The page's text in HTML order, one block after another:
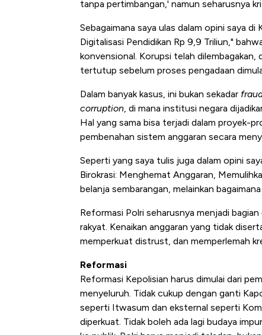
tanpa pertimbangan,' namun seharusnya
Sebagaimana saya ulas dalam opini saya
Digitalisasi Pendidikan Rp 9,9 Triliun,"
konvensional. Korupsi telah dilembagakan,
tertutup sebelum proses pengadaan
Dalam banyak kasus, ini bukan sekadar
corruption, di mana institusi negara
Hal yang sama bisa terjadi dalam proyek-
pembenahan sistem anggaran secara
Seperti yang saya tulis juga dalam opini
Birokrasi: Menghemat Anggaran,
belanja sembarangan, melainkan
Reformasi Polri seharusnya menjadi
rakyat. Kenaikan anggaran yang tidak
memperkuat distrust, dan memperlemah
Reformasi
Reformasi Kepolisian harus dimulai dari
menyeluruh. Tidak cukup dengan ganti
seperti Itwasum dan eksternal seperti
diperkuat. Tidak boleh ada lagi budaya